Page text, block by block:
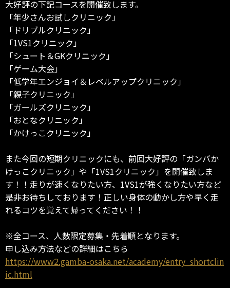
大好評の下記コースを開催致します。
「年少さんお試しクリニック」
「ドリブルクリニック」
「1VS1クリニック」
「シュート＆GKクリニック」
「ゲーム大会」
「低学年エンジョイ＆レベルアップクリニック」
「親子クリニック」
「ガールズクリニック」
「おとなクリニック」
「かけっこクリニック」
また今回の短期クリニックにも、前回大好評の「ガンバか
けっこクリニック」や「1VS1クリニック」を開催致しま
す！！走りが速くなりたい方、1VS1が強くなりたい方など
是非お待ちしております！正しい身体の動かし方や早く走
れるコツを覚えて帰ってください！！
※全コース、人数限定募集・先着順となります。
申し込み方法などの詳細はこちら
https://www2.gamba-osaka.net/academy/entry_shortclin
ic.html